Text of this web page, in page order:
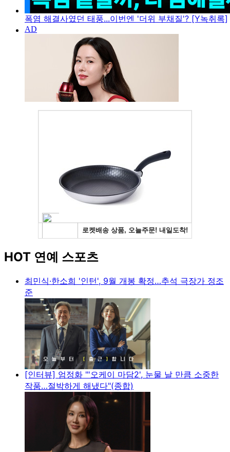
폭염 해결사였던 태풍...이번엔 '더위 부채질'? [Y녹취록]
HOT 연예 스포츠
최민식·한소희 '인턴', 9월 개봉 확정…추석 극장가 정조
준
[인터뷰] 엄정화 "'오케이 마담2', 눈물 날 만큼 소중한
작품…절박하게 해냈다"(종합)